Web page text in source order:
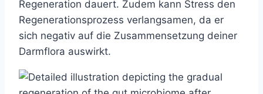
Regeneration dauert. Zudem kann Stress den
Regenerationsprozess verlangsamen, da er
sich negativ auf die Zusammensetzung deiner
Darmflora auswirkt.